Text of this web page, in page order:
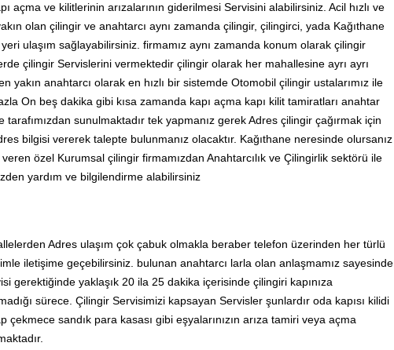
açma ve kilitlerinin arızalarının giderilmesi Servisini alabilirsiniz. Acil hızlı ve
olan çilingir ve anahtarcı aynı zamanda çilingir, çilingirci, yada Kağıthane
ulaşım sağlayabilirsiniz. firmamız aynı zamanda konum olarak çilingir
çilingir Servislerini vermektedir çilingir olarak her mahallesine ayrı ayrı
yakın anahtarcı olarak en hızlı bir sistemde Otomobil çilingir ustalarımız ile
On beş dakika gibi kısa zamanda kapı açma kapı kilit tamiratları anahtar
tarafımızdan sunulmaktadır tek yapmanız gerek Adres çilingir çağırmak için
bilgisi vererek talepte bulunmanız olacaktır. Kağıthane neresinde olursanız
özel Kurumsal çilingir firmamızdan Anahtarcılık ve Çilingirlik sektörü ile
yardım ve bilgilendirme alabilirsiniz
Adres ulaşım çok çabuk olmakla beraber telefon üzerinden her türlü
iletişime geçebilirsiniz. bulunan anahtarcı larla olan anlaşmamız sayesinde
gerektiğinde yaklaşık 20 ila 25 dakika içerisinde çilingiri kapınıza
sürece. Çilingir Servisimizi kapsayan Servisler şunlardır oda kapısı kilidi
sandık para kasası gibi eşyalarınızın arıza tamiri veya açma